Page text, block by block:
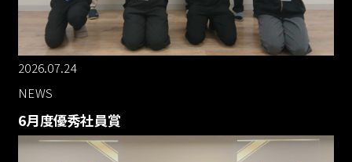
2026.07.24
NEWS
6月度優秀社員賞